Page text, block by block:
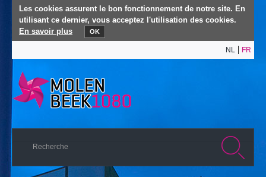
Les cookies assurent le bon fonctionnement de notre site. En
utilisant ce dernier, vous acceptez l'utilisation des cookies.
En savoir plus
OK
NL FR